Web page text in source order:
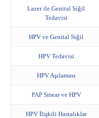
Lazer ile Genital Siğil
Tedavisi
HPV ve Genital Siğil
HPV Tedavisi
HPV Aşılaması
PAP Smear ve HPV
HPV İlişkili Hastalıklar